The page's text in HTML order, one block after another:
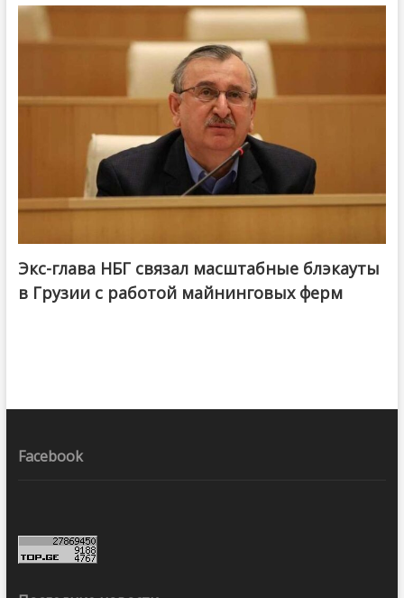
Экс-глава НБГ связал масштабные блэкауты
в Грузии с работой майнинговых ферм
Facebook